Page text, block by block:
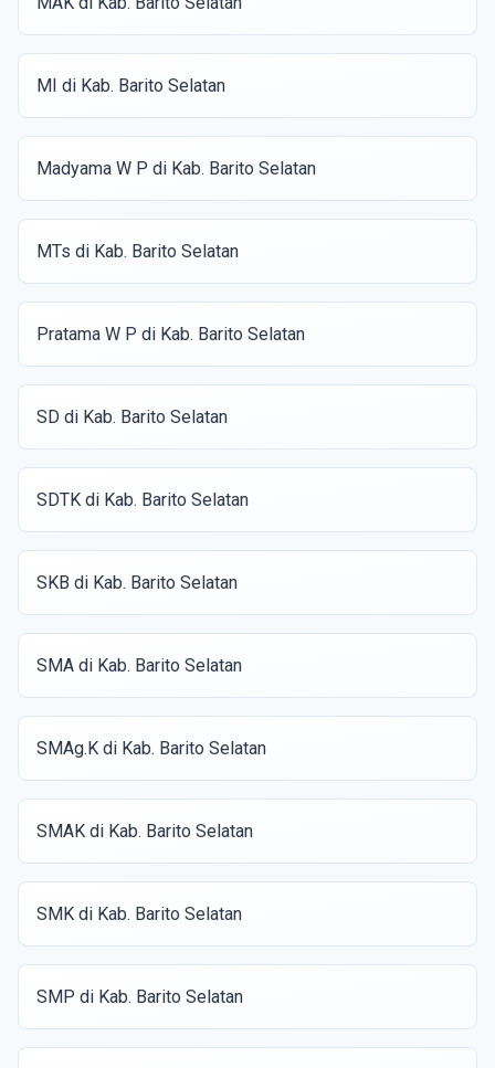
MI di Kab. Barito Selatan
Madyama W P di Kab. Barito Selatan
MTs di Kab. Barito Selatan
Pratama W P di Kab. Barito Selatan
SD di Kab. Barito Selatan
SDTK di Kab. Barito Selatan
SKB di Kab. Barito Selatan
SMA di Kab. Barito Selatan
SMAg.K di Kab. Barito Selatan
SMAK di Kab. Barito Selatan
SMK di Kab. Barito Selatan
SMP di Kab. Barito Selatan